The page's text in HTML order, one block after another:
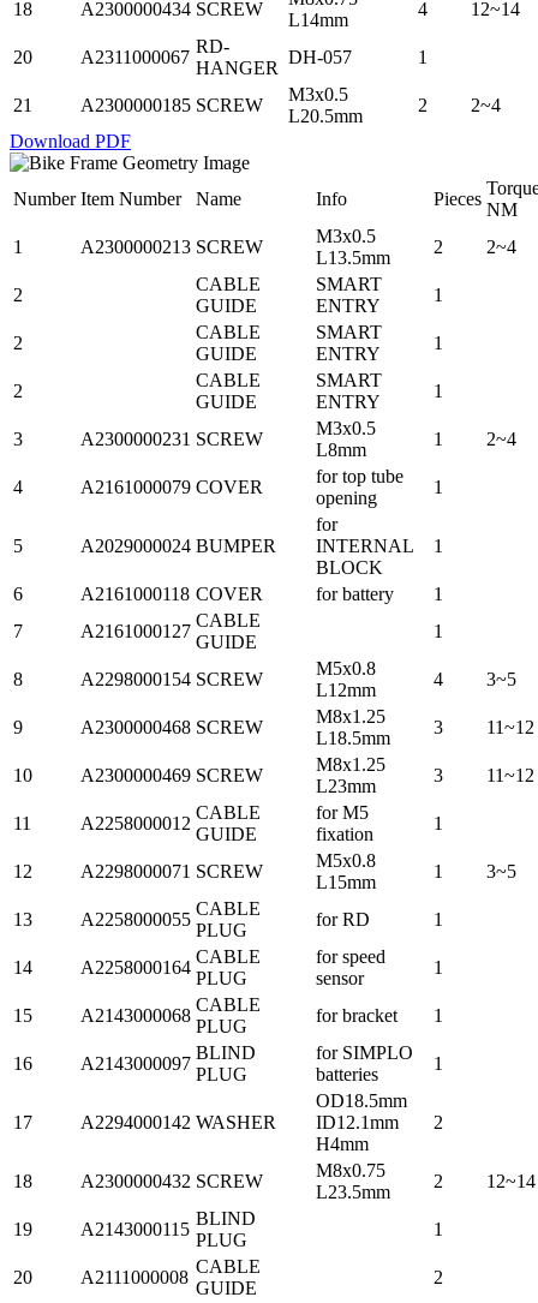
18 A2300000434 SCREW
L14mm
4 12~14
20 A2311000067
RD-
HANGER
DH-057 1
21 A2300000185 SCREW
M3x0.5
L20.5mm
2
2~4
Download PDF
Number Item Number Name Info Pieces
NM
1
A2300000213 SCREW
M3x0.5
L13.5mm
2 2~4
2
CABLE
GUIDE
SMART
ENTRY
1
2
CABLE
GUIDE
SMART
ENTRY
1
2
CABLE
GUIDE
SMART
ENTRY
1
3 A2300000231 SCREW
M3x0.5
L8mm
1 2~4
4 A2161000079 COVER
for top tube
opening
1
5 A2029000024 BUMPER
for
INTERNAL
BLOCK
1
6 A2161000118 COVER for battery
1
7
A2161000127
CABLE
GUIDE
1
8 A2298000154 SCREW
M5x0.8
L12mm
4 3~5
9 A2300000468 SCREW
M8x1.25
L18.5mm
3 11~12
10 A2300000469 SCREW
M8x1.25
L23mm
3 11~12
11 A2258000012
CABLE
GUIDE
for M5
fixation
1
12 A2298000071 SCREW
M5x0.8
L15mm
1 3~5
13 A2258000055
CABLE
PLUG
for RD 1
14 A2258000164
CABLE
PLUG
for speed
sensor
1
15 A2143000068
CABLE
PLUG
for bracket 1
16 A2143000097
BLIND
PLUG
for SIMPLO
batteries
1
17 A2294000142 WASHER
OD18.5mm
ID12.1mm
H4mm
2
18 A2300000432 SCREW
M8x0.75
L23.5mm
2 12~14
19 A2143000115
BLIND
PLUG
1
20 A2111000008
CABLE
GUIDE
2